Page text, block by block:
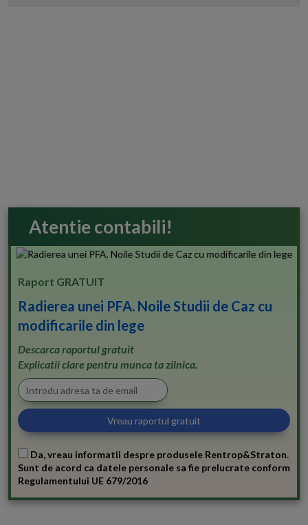
Atentie contabili!
Raport GRATUIT
Radierea unei PFA. Noile Studii de Caz cu
modificarile din lege
Descarca raportul gratuit
Explicatii clare pentru munca ta zilnica.
Da, vreau informatii despre produsele Rentrop&Straton.
Sunt de acord ca datele personale sa fie prelucrate conform
Regulamentului UE 679/2016